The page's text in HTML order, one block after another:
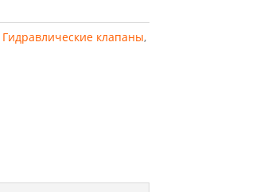
Гидравлические клапаны,